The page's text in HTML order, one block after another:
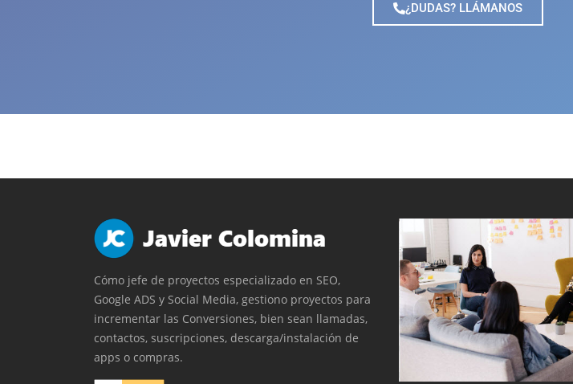
¿DUDAS? LLÁMANOS
Cómo jefe de proyectos especializado en SEO,
Google ADS y Social Media, gestiono proyectos para
incrementar las Conversiones, bien sean llamadas,
contactos, suscripciones, descarga/instalación de
apps o compras.